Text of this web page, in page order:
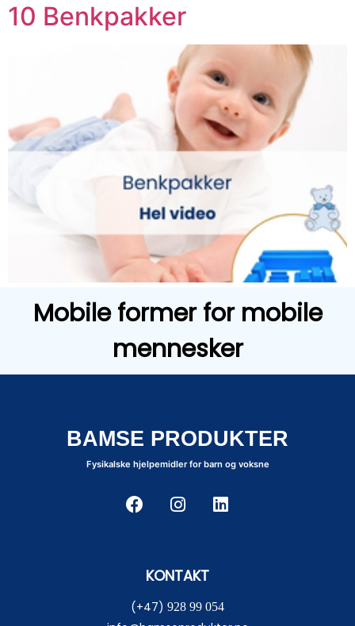
10 Benkpakker
Mobile former for mobile
mennesker
BAMSE PRODUKTER
Fysikalske hjelpemidler for barn og voksne
KONTAKT
(+47) 928 99 054